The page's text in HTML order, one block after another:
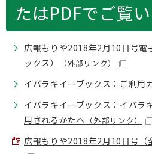
たはPDFでご覧い
広報もりや2018年2月10日号電
ックス）
（外部リンク）
イバラキイーブックス：ご利用
イバラキイーブックス：イバラ
用されるかたへ （外部リンク）
広報もりや2018年2月10日号（